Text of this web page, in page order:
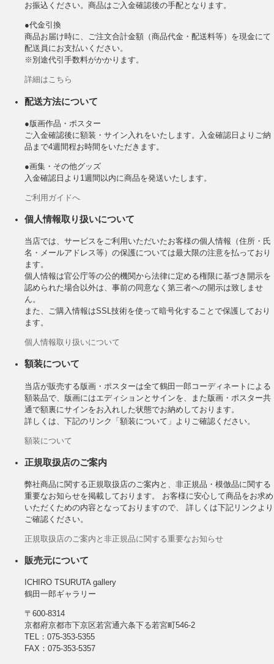
お振込ください。商品はご入金確認後の手配となります。
●代金引換
商品お届け時に、ご注文合計金額（商品代金・配送料等）を現金にて
配送員にお支払いください。
※別途代引手数料がかかります。
詳細はこちら
配送方法について
●版画作品・ポスター
ご入金確認後に額装・サイン入れをいたします。入金確認日よりご納
品まで4週間程お時間をいただきます。
●画集・その他グッズ
入金確認日より1週間以内に商品を発送いたします。
ご利用ガイドへ
個人情報取り扱いについて
当店では、サービスをご利用いただいたお客様の個人情報（住所・氏
名・メールアドレス等）の保護については最大限の注意を払っており
ます。
個人情報は官公庁等の公的機関から法律に定める権限に基づき開示を
認められた場合以外は、事前の同意なく第三者への開示は致しませ
ん。
また、ご購入情報はSSL技術を使って暗号化することで保護しており
ます。
個人情報取り扱いについて
額装について
当店が販売する版画・ポスターは全て鶴田一郎コーディネートによる
額装品で、版画にはエディションとサインを、また版画・ポスター共
通で額裏にサインをお入れした状態でお納めしております。
詳しくは、下記のリンク「額装について」よりご確認ください。
額装について
正規取扱店のご案内
弊社商品に関する正規取扱店のご案内と、非正規品・模倣品に関する
重要なお知らせを掲載しております。 お客様に安心して商品をお求め
いただくための内容となっておりますので、 詳しくは下記リンクより
ご確認ください。
正規取扱店のご案内と非正規品に関する重要なお知らせ
販売元について
ICHIRO TSURUTA gallery
鶴田一郎ギャラリー
〒600-8314
京都府京都市下京区若宮通六条下る若宮町546-2
TEL：075-353-5355
FAX：075-353-5357